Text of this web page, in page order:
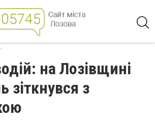
на Лозівщині
зіткнувся з